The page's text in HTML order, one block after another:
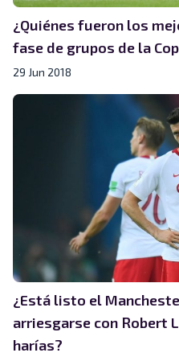
¿Quiénes fueron los
fase de grupos de la
29 Jun 2018
¿Está listo el
arriesgarse con Robert
harías?